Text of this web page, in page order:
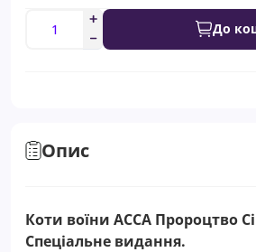
До
Опис
Коти воїни АССА Пророцтво
Спеціальне видання.